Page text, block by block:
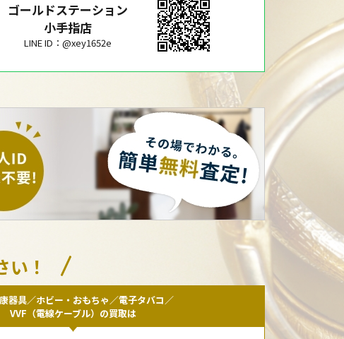
ゴールドステーション
小手指店
LINE ID：@xey1652e
！
器具／ホビー・おもちゃ／電子タバコ／
VVF（電線ケーブル）の買取は